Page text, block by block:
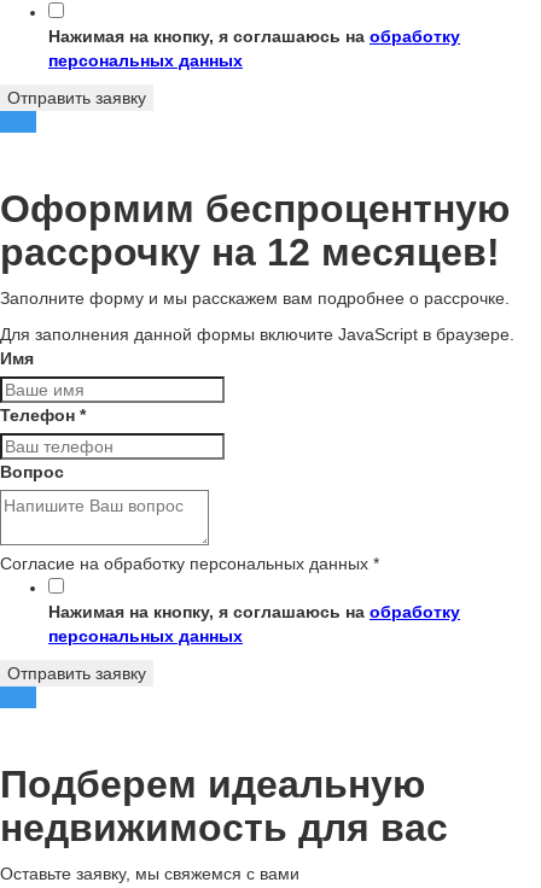
Нажимая на кнопку, я соглашаюсь на обработку
персональных данных
Отправить заявку
Оформим беспроцентную
рассрочку на 12 месяцев!
Заполните форму и мы расскажем вам подробнее о рассрочке.
Для заполнения данной формы включите JavaScript в браузере.
Имя
Телефон *
Вопрос
Согласие на обработку персональных данных *
Нажимая на кнопку, я соглашаюсь на обработку
персональных данных
Отправить заявку
Подберем идеальную
недвижимость для вас
Оставьте заявку, мы свяжемся с вами